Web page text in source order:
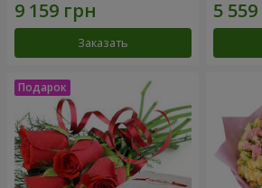
Заказать